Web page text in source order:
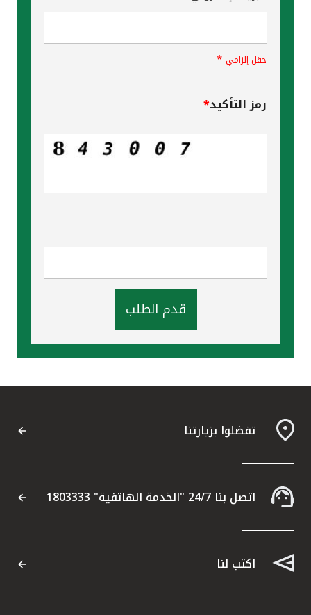
حقل إلزامي *
رمز التأكيد*
قدم الطلب
تفضلوا بزيارتنا
اتصل بنا 24/7 "الخدمة الهاتفية" 1803333
اكتب لنا